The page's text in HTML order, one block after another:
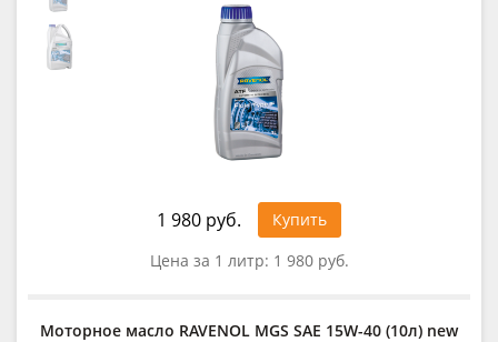
1 980 руб.
Купить
Цена за 1 литр: 1 980 руб.
Моторное масло RAVENOL MGS SAE 15W-40 (10л) new